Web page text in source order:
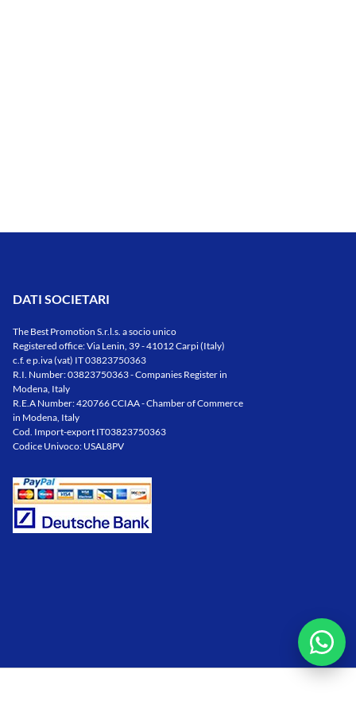
DATI SOCIETARI
The Best Promotion S.r.l.s. a socio unico
Registered office: Via Lenin, 39 - 41012 Carpi (Italy)
c.f. e p.iva (vat) IT 03823750363
R.I. Number: 03823750363 - Companies Register in
Modena, Italy
R.E.A Number: 420766 CCIAA - Chamber of Commerce
in Modena, Italy
Cod. Import-export IT03823750363
Codice Univoco: USAL8PV